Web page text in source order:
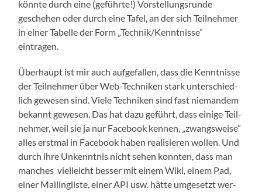
könn­te durch eine (geführ­te!) Vor­stel­lungs­run­de
gesche­hen oder durch eine Tafel, an der sich Teil­neh­mer
in einer Tabel­le der Form „Technik/Kenntnisse”
eintragen.
Über­haupt ist mir auch auf­ge­fal­len, dass die Kennt­nis­se
der Teil­neh­mer über Web-Tech­ni­ken stark unter­schied­
lich gewe­sen sind. Vie­le Tech­ni­ken sind fast nie­man­dem
bekannt gewe­sen. Das hat dazu geführt, dass eini­ge Teil­
neh­mer, weil sie ja nur Face­book ken­nen, „zwangs­wei­se”
alles erst­mal in Face­book haben rea­li­sie­ren wol­len. Und
durch ihre Unkennt­nis nicht sehen konn­ten, dass man
man­ches viel­leicht bes­ser mit einem Wiki, einem Pad,
einer Mai­ling­lis­te, einer API usw. hät­te umge­setzt wer­